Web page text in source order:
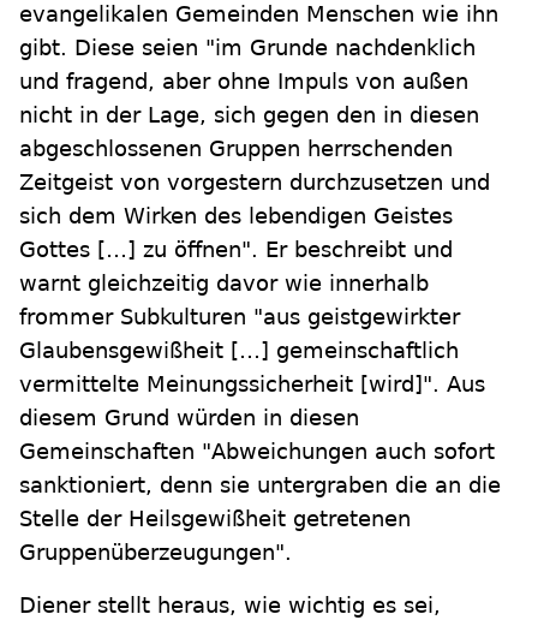
evangelikalen Gemeinden Menschen wie ihn
gibt. Diese seien "im Grunde nachdenklich
und fragend, aber ohne Impuls von außen
nicht in der Lage, sich gegen den in diesen
abgeschlossenen Gruppen herrschenden
Zeitgeist von vorgestern durchzusetzen und
sich dem Wirken des lebendigen Geistes
Gottes […] zu öffnen". Er beschreibt und
warnt gleichzeitig davor wie innerhalb
frommer Subkulturen "aus geistgewirkter
Glaubensgewißheit […] gemeinschaftlich
vermittelte Meinungssicherheit [wird]". Aus
diesem Grund würden in diesen
Gemeinschaften "Abweichungen auch sofort
sanktioniert, denn sie untergraben die an die
Stelle der Heilsgewißheit getretenen
Gruppenüberzeugungen".
Diener stellt heraus, wie wichtig es sei,